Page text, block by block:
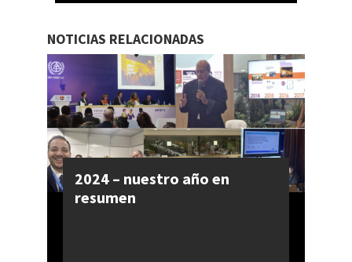
NOTICIAS RELACIONADAS
2024 – nuestro año en
resumen